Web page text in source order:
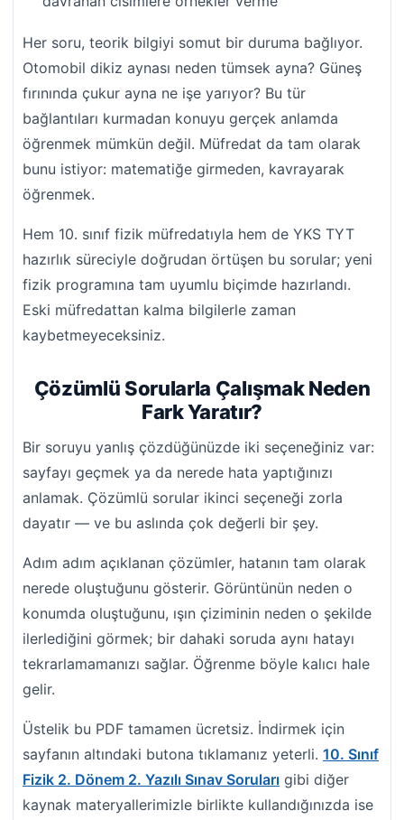
Her soru, teorik bilgiyi somut bir duruma bağlıyor.
Otomobil dikiz aynası neden tümsek ayna? Güneş
fırınında çukur ayna ne işe yarıyor? Bu tür
bağlantıları kurmadan konuyu gerçek anlamda
öğrenmek mümkün değil. Müfredat da tam olarak
bunu istiyor: matematiğe girmeden, kavrayarak
öğrenmek.
Hem 10. sınıf fizik müfredatıyla hem de YKS TYT
hazırlık süreciyle doğrudan örtüşen bu sorular; yeni
fizik programına tam uyumlu biçimde hazırlandı.
Eski müfredattan kalma bilgilerle zaman
kaybetmeyeceksiniz.
Çözümlü Sorularla Çalışmak Neden
Fark Yaratır?
Bir soruyu yanlış çözdüğünüzde iki seçeneğiniz var:
sayfayı geçmek ya da nerede hata yaptığınızı
anlamak. Çözümlü sorular ikinci seçeneği zorla
dayatır — ve bu aslında çok değerli bir şey.
Adım adım açıklanan çözümler, hatanın tam olarak
nerede oluştuğunu gösterir. Görüntünün neden o
konumda oluştuğunu, ışın çiziminin neden o şekilde
ilerlediğini görmek; bir dahaki soruda aynı hatayı
tekrarlamamanızı sağlar. Öğrenme böyle kalıcı hale
gelir.
Üstelik bu PDF tamamen ücretsiz. İndirmek için
sayfanın altındaki butona tıklamanız yeterli. 10. Sınıf
Fizik 2. Dönem 2. Yazılı Sınav Soruları gibi diğer
kaynak materyallerimizle birlikte kullandığınızda ise